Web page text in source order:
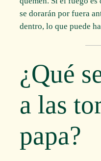
se dorarán por fuera
dentro, lo que puede
¿Qué
a las
papa?